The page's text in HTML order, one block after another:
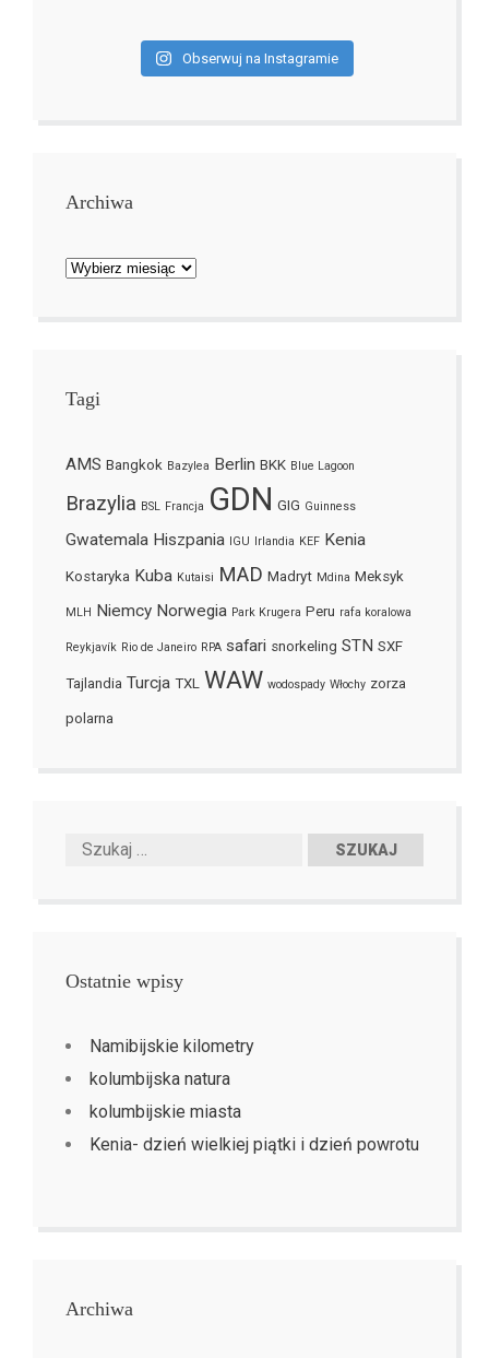
Obserwuj na Instagramie
Archiwa
Archiwa
Tagi
AMS Bangkok Bazylea Berlin BKK Blue Lagoon
Brazylia BSL Francja GDN GIG Guinness
Gwatemala Hiszpania IGU Irlandia KEF Kenia
Kostaryka Kuba Kutaisi MAD Madryt Mdina Meksyk
MLH Niemcy Norwegia Park Krugera Peru rafa koralowa
Reykjavík Rio de Janeiro RPA safari snorkeling STN SXF
Tajlandia Turcja TXL WAW wodospady Włochy zorza
polarna
Ostatnie wpisy
Namibijskie kilometry
kolumbijska natura
kolumbijskie miasta
Kenia- dzień wielkiej piątki i dzień powrotu
Archiwa